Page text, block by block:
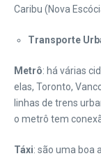
Caribu (Nova
Transporte
Metrô: há várias
elas, Toronto,
linhas de trens
o metrô tem
Táxi: são uma boa